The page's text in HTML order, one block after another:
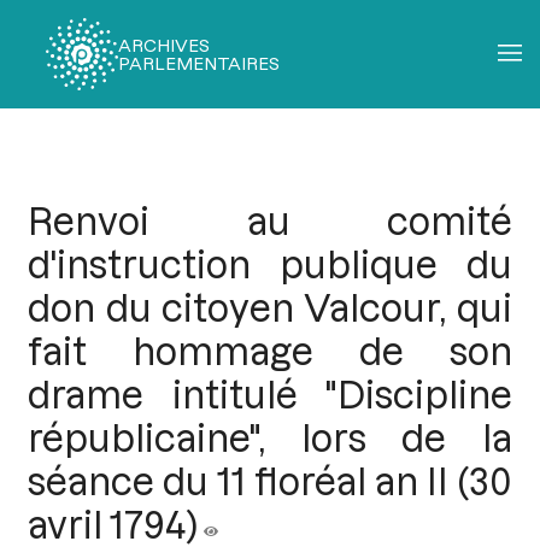
ARCHIVES
PARLEMENTAIRES
Renvoi au comité
d'instruction publique du
don du citoyen Valcour, qui
fait hommage de son
drame intitulé "Discipline
républicaine", lors de la
séance du 11 floréal an II (30
avril 1794)